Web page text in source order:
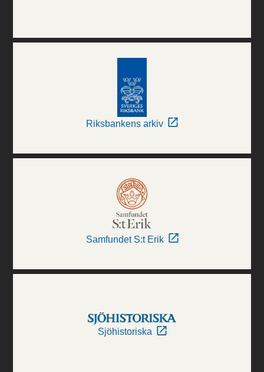
Riksbankens arkiv
Samfundet S:t Erik
Sjöhistoriska